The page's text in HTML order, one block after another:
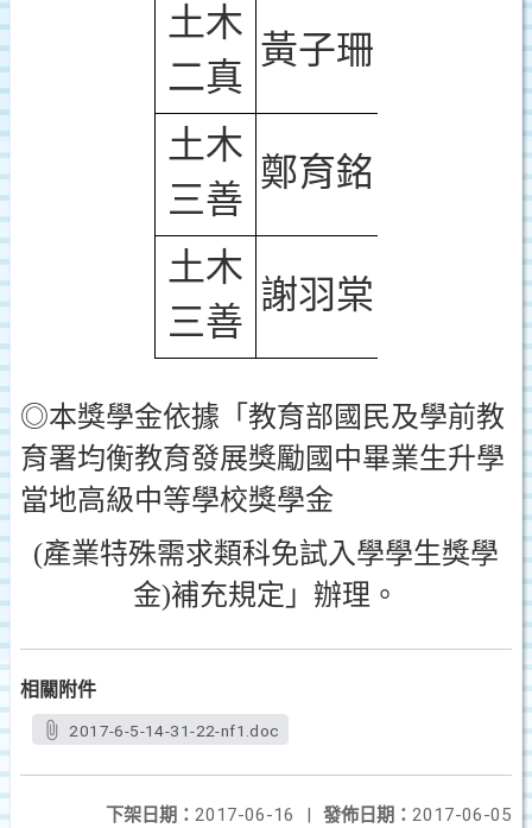
土木
二真
黃子珊
土木
三善
鄭育銘
土木
三善
謝羽棠
◎本獎學金依據「 教育部國民及學前教
育署均衡教育發展獎勵國中畢業生升學
當地高級中等學校獎學金
(產業特殊需求類科免試入學學生獎學
金)補充規定 」辦理。
相關附件
2017-6-5-14-31-22-nf1.doc
發佈日期： 2017-06-05
下架日期： 2017-06-16
|